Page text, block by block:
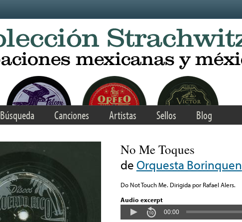
Búsqueda Canciones Artistas Sellos Blog
No Me Toques
de Orquesta Borinquen
Do Not Touch Me. Dirigida por Rafael Alers.
Audio excerpt
00:00